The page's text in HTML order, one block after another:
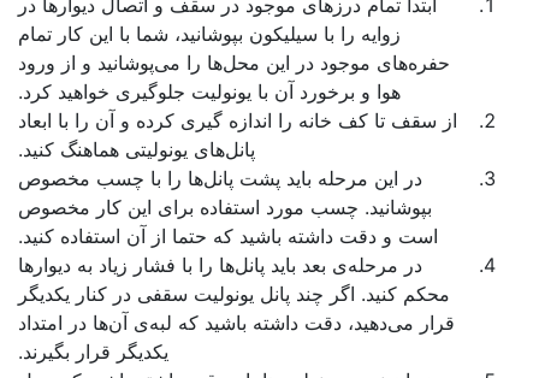
زوایه را با سیلیکون بپوشانید، شما با این کار تمام
حفره‌های موجود در این محل‌ها را می‌پوشانید و از ورود
هوا و برخورد آن با یونولیت جلوگیری خواهید کرد.
از سقف تا کف خانه را اندازه گیری کرده و آن را با ابعاد
پانل‌های یونولیتی هماهنگ کنید.
در این مرحله باید پشت پانل‌ها را با چسب مخصوص
بپوشانید. چسب مورد استفاده برای این کار مخصوص
است و دقت داشته باشید که حتما از آن استفاده کنید.
در مرحله‌ی بعد باید پانل‌ها را با فشار زیاد به دیوارها
محکم کنید. اگر چند پانل یونولیت سقفی در کنار یکدیگر
قرار می‌دهید، دقت داشته باشید که لبه‌ی آن‌ها در امتداد
یکدیگر قرار بگیرند.